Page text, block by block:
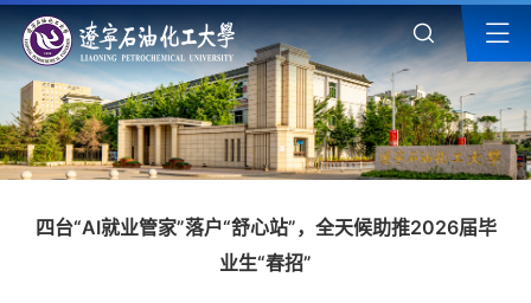
四台“AI就业管家”落户“舒心站”，全天候助推2026届毕
业生“春招”